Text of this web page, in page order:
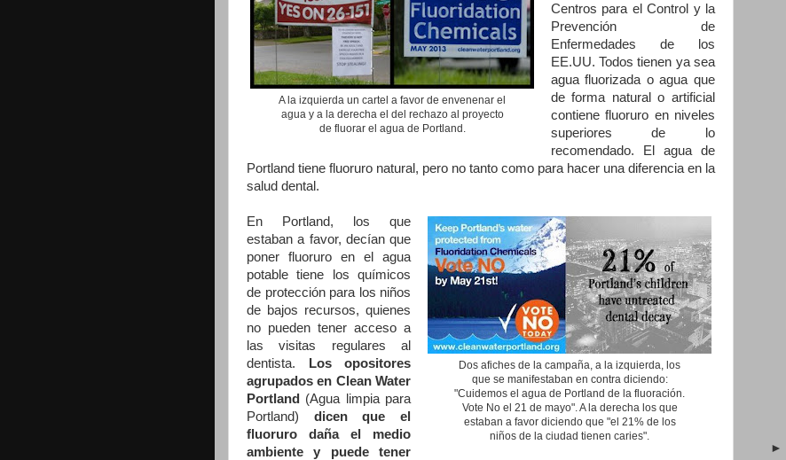
A la izquierda un cartel a favor de envenenar el
agua y a la derecha el del rechazo al proyecto
de fluorar el agua de Portland.
Centros para el Control y la
Prevención de
Enfermedades de los
EE.UU. Todos tienen ya sea
agua fluorizada o agua que
de forma natural o artificial
contiene fluoruro en niveles
superiores de lo
recomendado. El agua de
Portland tiene fluoruro natural, pero no tanto como para hacer una diferencia en la
salud dental.
Dos afiches de la campaña, a la izquierda, los
que se manifestaban en contra diciendo:
"Cuidemos el agua de Portland de la fluoración.
Vote No el 21 de mayo". A la derecha los que
estaban a favor diciendo que "el 21% de los
niños de la ciudad tienen caries".
En Portland, los que
estaban a favor, decían que
poner fluoruro en el agua
potable tiene los químicos
de protección para los niños
de bajos recursos, quienes
no pueden tener acceso a
las visitas regulares al
dentista.
Los opositores
agrupados en Clean Water
Portland
(Agua limpia para
Portland) dicen que el
fluoruro daña el medio
ambiente y puede tener
►